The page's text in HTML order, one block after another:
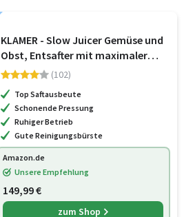
KLAMER - Slow Juicer Gemüse und
Obst, Entsafter mit maximaler
Saftausbeute
(102)
Top Saftausbeute
Schonende Pressung
Ruhiger Betrieb
Gute Reinigungsbürste
Amazon.de
Unsere Empfehlung
149,99 €
zum Shop